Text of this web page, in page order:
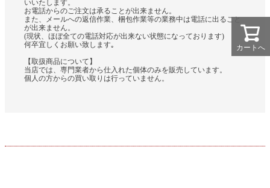
いいたします。
お電話からのご注文は承ることが出来ません。
また、メールへの返信作業、梱包作業等の業務中は電話に出ること
が出来ません。
(現状、ほぼ全ての電話対応が出来ない状態になっております)
何卒宜しくお願い致します｡
【取扱商品について】
当店では、専門業者から仕入れた個体のみを販売しています。
個人の方からの買い取りは行っていません。
カートへ